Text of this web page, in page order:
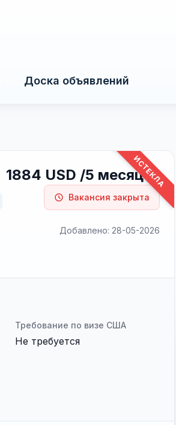
Доска объявлений
ИСТЕКЛА
1884 USD /5 месяцев
Вакансия закрыта
Добавлено: 28-05-2026
Требование по визе США
Не требуется